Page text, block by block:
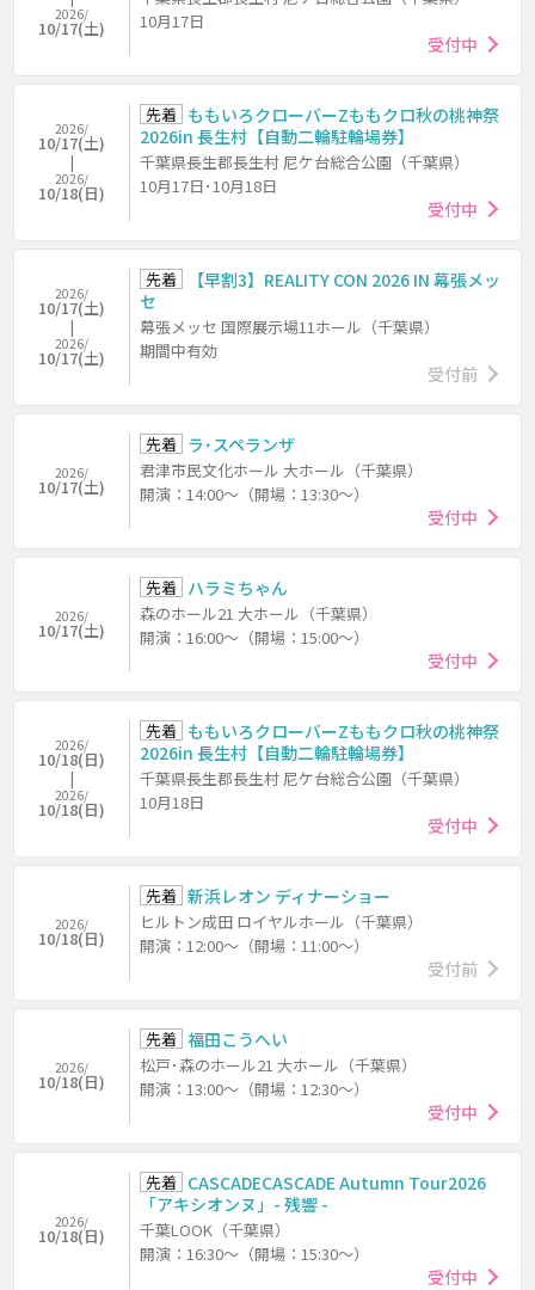
2026/
10/17(土)
10月17日
受付中
2026/
10/17(土)
2026/
10/18(日)
先着 ももいろクローバーZももクロ秋の桃神祭
2026in 長生村【自動二輪駐輪場券】
千葉県長生郡長生村 尼ケ台総合公園（千葉県）
10月17日･10月18日
受付中
2026/
10/17(土)
2026/
10/17(土)
先着
【早割3】REALITY CON 2026 IN 幕張メッ
セ
幕張メッセ 国際展示場11ホール（千葉県）
期間中有効
受付前
2026/
10/17(土)
先着 ラ･スペランザ
君津市民文化ホール 大ホール（千葉県）
開演：14:00～（開場：13:30～）
受付中
2026/
10/17(土)
先着 ハラミちゃん
森のホール21 大ホール（千葉県）
開演：16:00～（開場：15:00～）
受付中
2026/
10/18(日)
2026/
10/18(日)
先着 ももいろクローバーZももクロ秋の桃神祭
2026in 長生村【自動二輪駐輪場券】
千葉県長生郡長生村 尼ケ台総合公園（千葉県）
10月18日
受付中
2026/
10/18(日)
先着 新浜レオン ディナーショー
ヒルトン成田 ロイヤルホール（千葉県）
開演：12:00～（開場：11:00～）
受付前
2026/
10/18(日)
先着 福田こうへい
松戸･森のホール21 大ホール（千葉県）
開演：13:00～（開場：12:30～）
受付中
2026/
10/18(日)
先着 CASCADECASCADE Autumn Tour2026
「アキシオンヌ」- 残響 -
千葉LOOK（千葉県）
開演：16:30～（開場：15:30～）
受付中